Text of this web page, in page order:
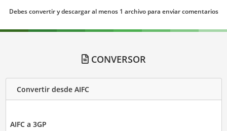
Debes convertir y descargar al menos 1 archivo para enviar comentarios
CONVERSOR
Convertir desde AIFC
AIFC a 3GP